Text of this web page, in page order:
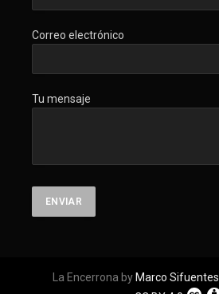
Correo electrónico
Tu mensaje
La Encerrona by Marco Sifuentes